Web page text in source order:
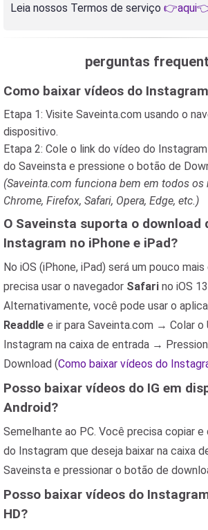
Leia nossos Termos de serviço
perguntas
Como baixar vídeos do
Etapa 1: Visite Saveinta.com usando o
dispositivo.
Etapa 2: Cole o link do vídeo do
do Saveinsta e pressione o botão de
(Saveinta.com funciona bem em todos os
Chrome, Firefox, Safari, Opera, Edge, etc.)
O Saveinsta suporta o download
Instagram no iPhone e iPad?
No iOS (iPhone, iPad) será um pouco
precisa usar o navegador Safari no iOS
Alternativamente, você pode usar o
Readdle e ir para Saveinta.com → Colar o
Instagram na caixa de entrada →
Download (Como baixar vídeos do
Posso baixar vídeos do IG em
Android?
Semelhante ao PC. Você precisa copiar
do Instagram que deseja baixar na caixa
Saveinsta e pressionar o botão de
Posso baixar vídeos do
HD?